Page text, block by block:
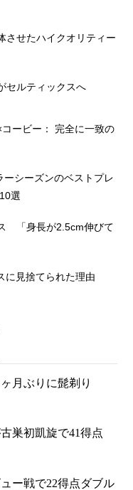
させたハイクオリティー
セルティックスへ
コービー： 完全に一致の
シーズンのベストプレ
選
「身長が2.5cm伸びて
に見捨てられた理由
月ぶりに髭剃り
巣初凱旋で41得点
ー戦で22得点ダブル